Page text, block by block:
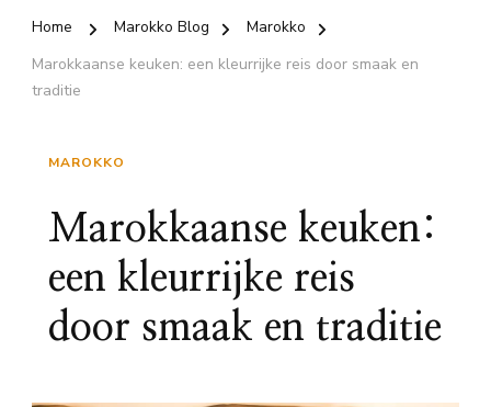
Home Marokko Blog
Marokko
Marokkaanse keuken: een kleurrijke reis door smaak en
traditie
MAROKKO
Marokkaanse keuken:
een kleurrijke reis
door smaak en traditie